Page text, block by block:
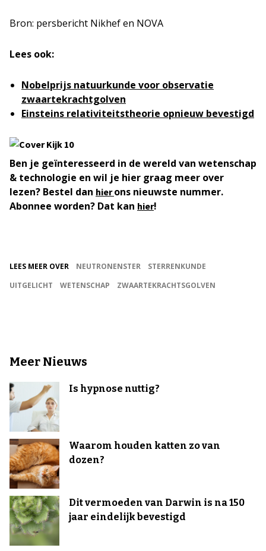
Bron: persbericht Nikhef en NOVA
Lees ook:
Nobelprijs natuurkunde voor observatie
zwaartekrachtgolven
Einsteins relativiteitstheorie opnieuw bevestigd
Ben je geïnteresseerd in de wereld van wetenschap
& technologie en wil je hier graag meer over
lezen? Bestel dan hierons nieuwste nummer.
Abonnee worden? Dat kan hier!
LEES MEER OVER NEUTRONENSTER
STERRENKUNDE
UITGELICHT
WETENSCHAP ZWAARTEKRACHTSGOLVEN
Meer Nieuws
Is hypnose nuttig?
Waarom houden katten zo van
dozen?
Dit vermoeden van Darwin is na 150
jaar eindelijk bevestigd